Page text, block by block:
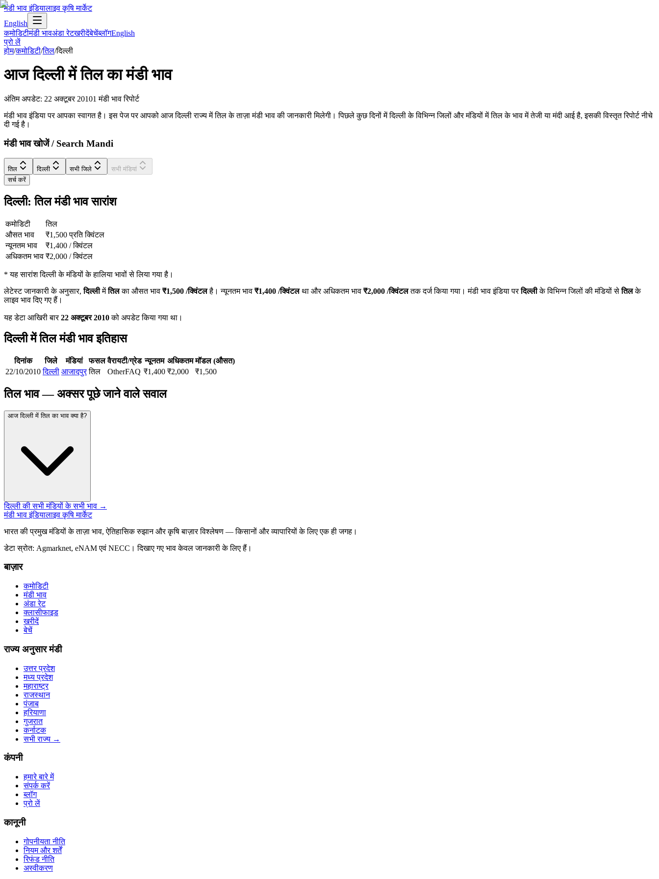
मंडी भाव इंडियालाइव कृषि मार्केट
English
कमोडिटीमंडी भावअंडा रेटखरीदेंबेचेंब्लॉगEnglish
प्रो लें
होम/कमोडिटी/तिल/दिल्ली
आजदिल्लीमेंतिलका मंडी भाव
अंतिम अपडेट: 22 अक्टूबर 20101 मंडी भाव रिपोर्ट
मंडी भाव इंडिया पर आपका स्वागत है। इस पेज पर आपको आज दिल्ली राज्य में तिल के ताज़ा मंडी भाव की जानकारी मिलेगी। पिछले कुछ दिनों में दिल्ली के विभिन्न जिलों और मंडियों में तिल के भाव में तेजी या मंदी आई है, इसकी विस्तृत रिपोर्ट नीचे
दी गई है।
मंडी भाव खोजें / Search Mandi
तिल दिल्ली सभी जिले
सभी मंडियां
सर्च करें
दिल्ली: तिल मंडी भाव सारांश
कमोडिटी
तिल
औसत भाव
₹1,500 प्रति क्विंटल
न्यूनतम भाव
₹1,400 /क्विंटल
अधिकतम भाव ₹2,000 /क्विंटल
*यह सारांश दिल्ली के मंडियों के हालिया भावों से लिया गया है।
लेटेस्ट जानकारी के अनुसार,दिल्लीमेंतिलका औसत भाव ₹1,500 /क्विंटलहै। न्यूनतम भाव ₹1,400 /क्विंटलथा और अधिकतम भाव ₹2,000 /क्विंटलतक दर्ज किया गया। मंडी भाव इंडिया परदिल्लीके विभिन्न जिलों की मंडियों सेतिलके
लाइव भाव दिए गए हैं।
यह डेटा आखिरी बार22 अक्टूबर 2010को अपडेट किया गया था।
दिल्ली में तिल मंडी भाव इतिहास
दिनांक जिले मंडियां फसल वैरायटी/ग्रेड न्यूनतम अधिकतम मॉडल (औसत)
22/10/2010 दिल्ली आजादपुर तिल OtherFAQ ₹1,400 ₹2,000 ₹1,500
तिल भाव — अक्सर पूछे जाने वाले सवाल
आज दिल्ली में तिल का भाव क्या है?
दिल्ली की सभी मंडियों के सभी भाव →
मंडी भाव इंडियालाइव कृषि मार्केट
भारत की प्रमुख मंडियों के ताज़ा भाव, ऐतिहासिक रुझान और कृषि बाज़ार विश्लेषण — किसानों और व्यापारियों के लिए एक ही जगह।
डेटा स्रोत: Agmarknet, eNAM एवं NECC। दिखाए गए भाव केवल जानकारी के लिए हैं।
बाज़ार
कमोडिटी
मंडी भाव
अंडा रेट
क्लासीफाइड
खरीदें
बेचें
राज्य अनुसार मंडी
उत्तर प्रदेश
मध्य प्रदेश
महाराष्ट्र
राजस्थान
पंजाब
हरियाणा
गुजरात
कर्नाटक
सभी राज्य →
कंपनी
हमारे बारे में
संपर्क करें
ब्लॉग
प्रो लें
कानूनी
गोपनीयता नीति
नियम और शर्तें
रिफंड नीति
अस्वीकरण